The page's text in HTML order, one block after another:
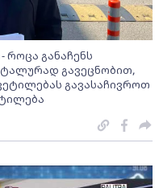
როცა განაჩენს
გავეცნობით,
გავასაჩივროთ